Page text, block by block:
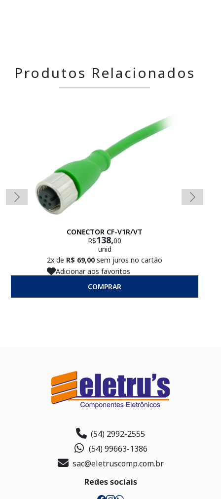
Produtos Relacionados
CONECTOR CF-V1R/VT
R$138,00
unid
2x de R$ 69,00 sem juros no cartão
Adicionar aos favoritos
COMPRAR
(54) 2992-2555
(54) 99663-1386
sac@eletruscomp.com.br
Redes sociais